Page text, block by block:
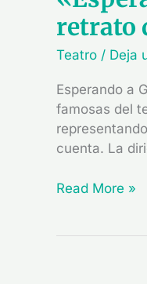
retrato
Teatro / Deja
Esperando a
famosas del
cuenta. La
Read More »